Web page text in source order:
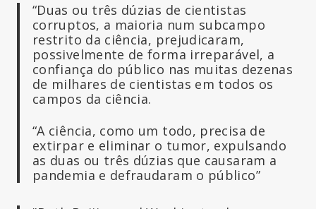
“Duas ou três dúzias de cientistas
corruptos, a maioria num subcampo
restrito da ciência, prejudicaram,
possivelmente de forma irreparável, a
confiança do público nas muitas dezenas
de milhares de cientistas em todos os
campos da ciência.
“A ciência, como um todo, precisa de
extirpar e eliminar o tumor, expulsando
as duas ou três dúzias que causaram a
pandemia e defraudaram o público”